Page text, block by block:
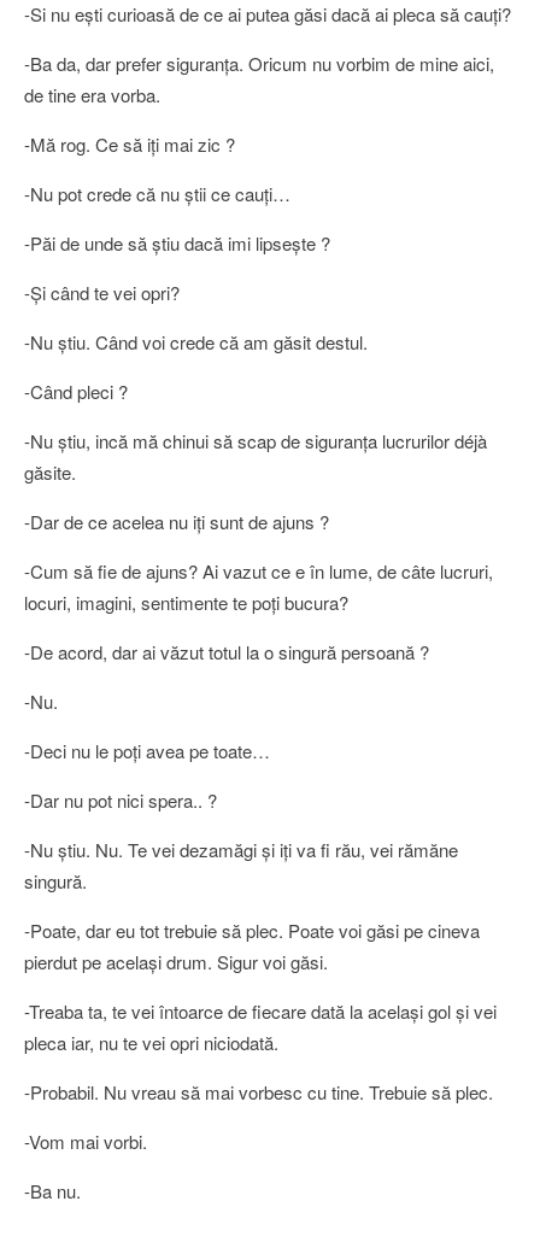
-Si nu eşti curioasă de ce ai putea găsi dacă ai pleca să cauţi?
-Ba da, dar prefer siguranţa. Oricum nu vorbim de mine aici,
de tine era vorba.
-Mă rog. Ce să iţi mai zic ?
-Nu pot crede că nu ştii ce cauţi…
-Păi de unde să ştiu dacă imi lipseşte ?
-Şi când te vei opri?
-Nu ştiu. Când voi crede că am găsit destul.
-Când pleci ?
-Nu ştiu, incă mă chinui să scap de siguranţa lucrurilor déjà
găsite.
-Dar de ce acelea nu iţi sunt de ajuns ?
-Cum să fie de ajuns? Ai vazut ce e în lume, de câte lucruri,
locuri, imagini, sentimente te poţi bucura?
-De acord, dar ai văzut totul la o singură persoană ?
-Nu.
-Deci nu le poţi avea pe toate…
-Dar nu pot nici spera.. ?
-Nu ştiu. Nu. Te vei dezamăgi şi iţi va fi rău, vei rămăne
singură.
-Poate, dar eu tot trebuie să plec. Poate voi găsi pe cineva
pierdut pe acelaşi drum. Sigur voi găsi.
-Treaba ta, te vei întoarce de fiecare dată la acelaşi gol şi vei
pleca iar, nu te vei opri niciodată.
-Probabil. Nu vreau să mai vorbesc cu tine. Trebuie să plec.
-Vom mai vorbi.
-Ba nu.